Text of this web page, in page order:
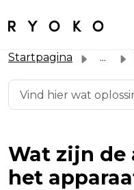
Startpagina ...
Wat zijn de
het